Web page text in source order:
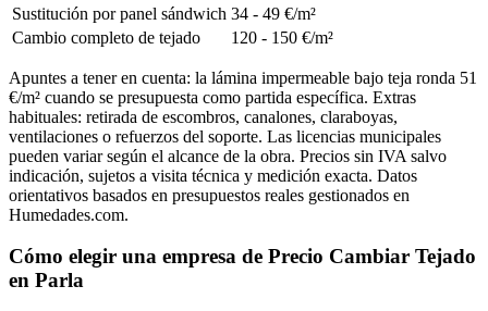
Sustitución por panel sándwich 34 - 49 €/m²
Cambio completo de tejado
120 - 150 €/m²
Apuntes a tener en cuenta: la lámina impermeable bajo teja ronda 51
€/m² cuando se presupuesta como partida específica. Extras
habituales: retirada de escombros, canalones, claraboyas,
ventilaciones o refuerzos del soporte. Las licencias municipales
pueden variar según el alcance de la obra. Precios sin IVA salvo
indicación, sujetos a visita técnica y medición exacta. Datos
orientativos basados en presupuestos reales gestionados en
Humedades.com.
Cómo elegir una empresa de Precio Cambiar Tejado
en Parla